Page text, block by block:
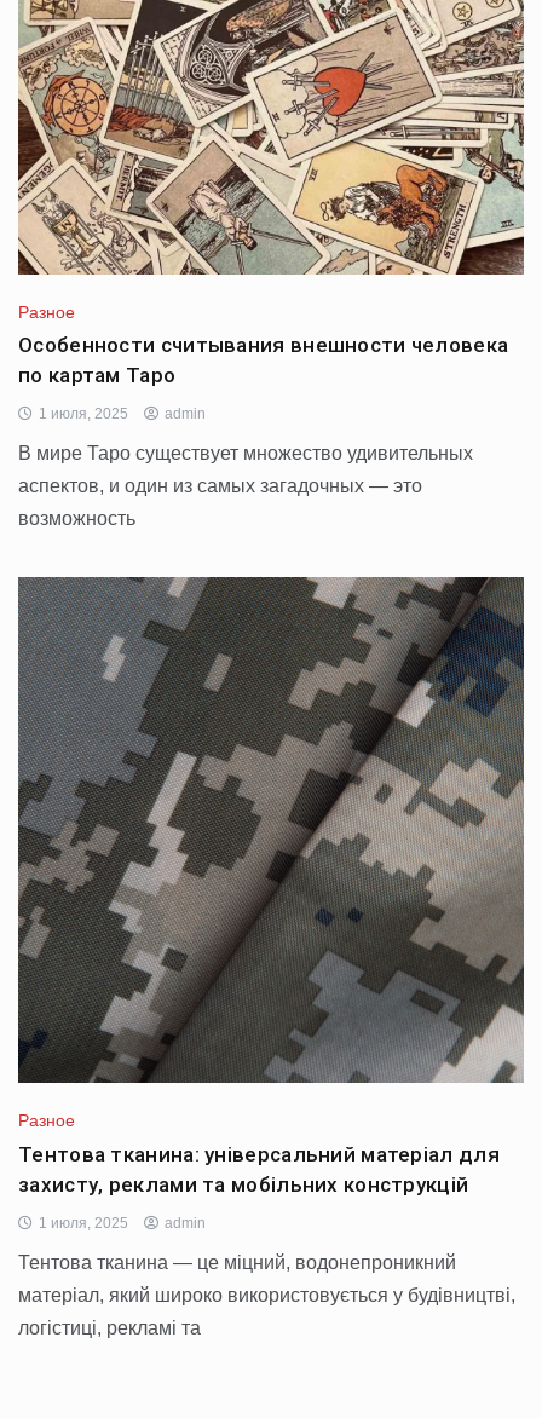
Разное
Особенности считывания внешности человека
по картам Таро
1 июля, 2025 admin
В мире Таро существует множество удивительных
аспектов, и один из самых загадочных — это
возможность
Разное
Тентова тканина: універсальний матеріал для
захисту, реклами та мобільних конструкцій
1 июля, 2025 admin
Тентова тканина — це міцний, водонепроникний
матеріал, який широко використовується у будівництві,
логістиці, рекламі та